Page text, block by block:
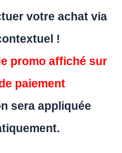
votre achat via
!
promo affiché sur
paiement
sera appliquée